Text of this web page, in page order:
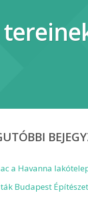
a Havanna
Budapest